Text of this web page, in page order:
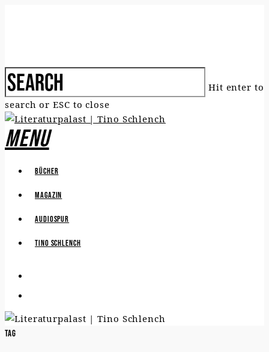
Hit enter to
search or ESC to close
Menu
Bücher
Magazin
Audiospur
Tino Schlench
Tag